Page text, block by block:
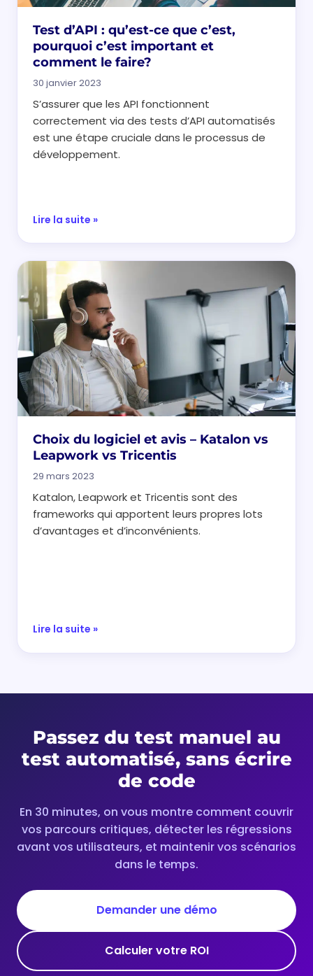
Test d’API : qu’est-ce que c’est,
pourquoi c’est important et
comment le faire?
30 janvier 2023
S’assurer que les API fonctionnent
correctement via des tests d’API automatisés
est une étape cruciale dans le processus de
développement.
Lire la suite »
Choix du logiciel et avis – Katalon vs
Leapwork vs Tricentis
29 mars 2023
Katalon, Leapwork et Tricentis sont des
frameworks qui apportent leurs propres lots
d’avantages et d’inconvénients.
Lire la suite »
Passez du test manuel au
test automatisé, sans écrire
de code
En 30 minutes, on vous montre comment couvrir
vos parcours critiques, détecter les régressions
avant vos utilisateurs, et maintenir vos scénarios
dans le temps.
Demander une démo
Calculer votre ROI